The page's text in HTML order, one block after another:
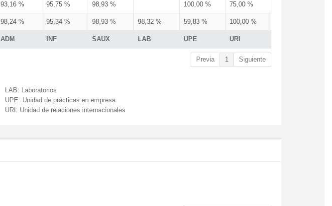
ADM INF SAUX LAB UPE URI
93,16 % 95,75 % 98,93 % 100,00 % 75,00 %
98,24 % 95,34 % 98,93 % 98,32 % 59,83 % 100,00 %
Previa 1 Siguiente
LAB: Laboratorios
UPE: Unidad de prácticas en empresa
URI: Unidad de relaciones internacionales